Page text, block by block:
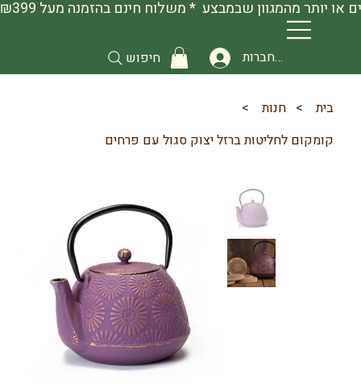
להתחברות חיפוש
בית > חנות
>
קומקום לחליטות ברזל יצוק סגול עם פרחים